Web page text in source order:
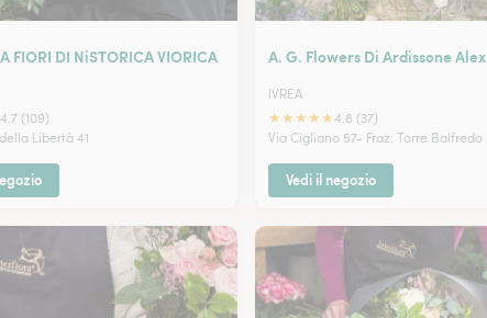
FIORI DI NiSTORICA VIORICA
4.7 (109)
Libertà 41
A. G. Flowers Di Ardissone Alex
IVREA
★★★★★4.8 (37)
Via Cigliano 57- Fraz. Torre Balfredo
Vedi il negozio